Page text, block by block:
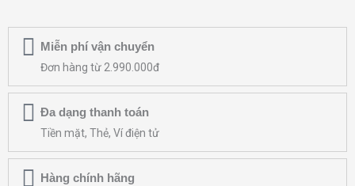
Miễn phí vận chuyển
Đơn hàng từ 2.990.000đ
Đa dạng thanh toán
Tiền mặt, Thẻ, Ví điện tử
Hàng chính hãng